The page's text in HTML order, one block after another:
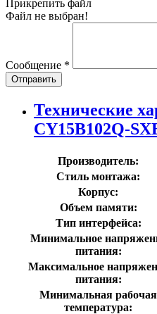
Прикрепить файл
Файл не выбран!
Сообщение *
Отправить
Технические
CY15B102Q-
Производитель:
Стиль монтажа:
Корпус:
Объем памяти:
Тип интерфейса:
Минимальное
питания:
Максимальное
питания:
Минимальная рабочая
температура: